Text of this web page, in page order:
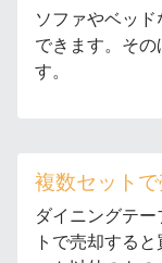
ソファやベッ
できます。そ
す。
複数セット
ダイニングテ
トで売却する